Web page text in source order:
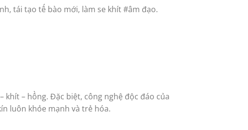
tái tạo tế bào mới, làm se khít #âm đạo.
khít – hồng. Đặc biệt, công nghệ độc đáo của
luôn khỏe mạnh và trẻ hóa.